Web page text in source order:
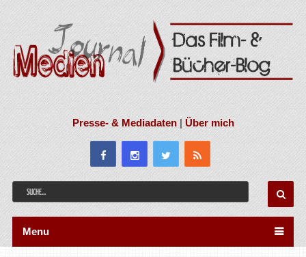
Presse- & Mediadaten|Über mich
Menu